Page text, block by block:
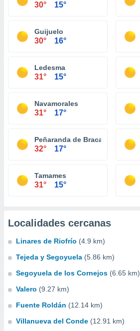
30° 15°
Guijuelo
30° 16°
Ledesma
31° 15°
Navamorales
31° 17°
Peñaranda de Bracamonte
32° 17°
Tamames
31° 15°
Localidades cercanas
Linares de Riofrío (4.9 km)
Tejeda y Segoyuela (5.86 km)
Segoyuela de los Cornejos (6.65 km)
Valero (9.27 km)
Fuente Roldán (12.14 km)
Villanueva del Conde (12.91 km)